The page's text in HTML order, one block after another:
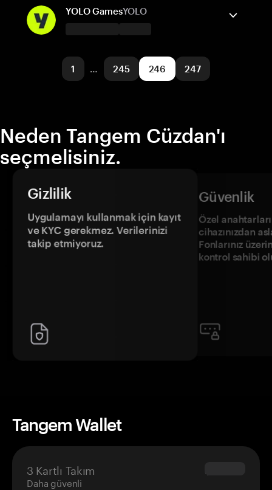
Solana
Gönder/Al Satın al Takas
Avalanche
YOLO GamesYOLO
Gönder/Al Satın al
1 … 245 246 247
Neden Tangem Cüzdan'ı
seçmelisiniz.
Gizlilik
Uygulamayı kullanmak için kayıt
ve KYC gerekmez. Verilerinizi
takip etmiyoruz.
Güvenlik
Özel
cihazınızdan
Fonlarınız
kontrol sahibi
Tangem Wallet
3 Kartlı Takım
Daha güvenli
$69.90